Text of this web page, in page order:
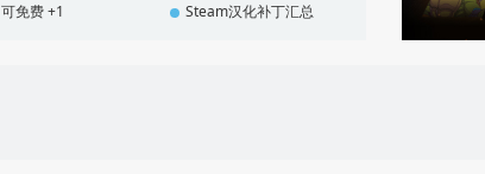
可免费 +1 Steam汉化补丁汇总